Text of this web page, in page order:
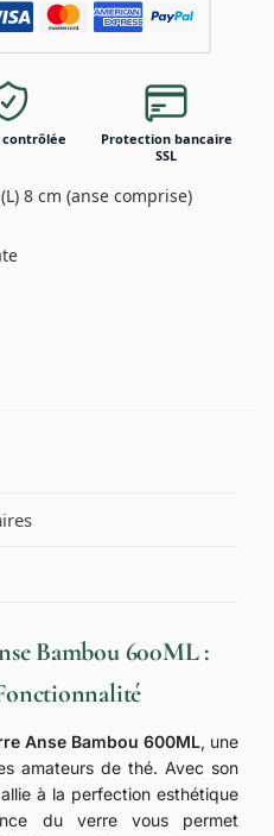
Protection bancaire
SSL
8 cm (anse comprise)
Bambou 600ML :
Anse Bambou 600ML, une
amateurs de thé. Avec son
à la perfection esthétique
du verre vous permet